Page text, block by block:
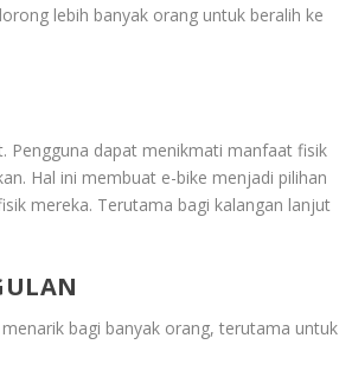
lebih banyak orang untuk beralih ke
Pengguna dapat menikmati manfaat fisik
Hal ini membuat e-bike menjadi pilihan
mereka. Terutama bagi kalangan lanjut
bagi banyak orang, terutama untuk